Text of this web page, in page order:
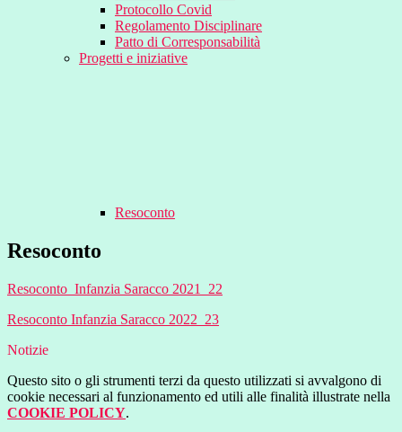
Protocollo Covid
Regolamento Disciplinare
Patto di Corresponsabilità
Progetti e iniziative
Resoconto
Resoconto
Resoconto Infanzia Saracco 2021_22
Resoconto Infanzia Saracco 2022_23
Notizie
Questo sito o gli strumenti terzi da questo utilizzati si avvalgono di
cookie necessari al funzionamento ed utili alle finalità illustrate nella
COOKIE POLICY.